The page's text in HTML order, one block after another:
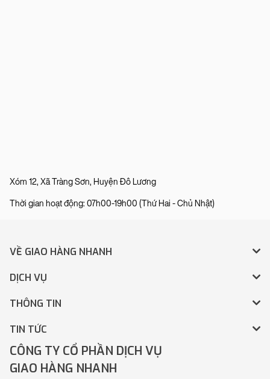
Xóm 12, Xã Tràng Sơn, Huyện Đô Lương
Thời gian hoạt động: 07h00-19h00 (Thứ Hai - Chủ Nhật)
VỀ GIAO HÀNG NHANH
DỊCH VỤ
THÔNG TIN
TIN TỨC
CÔNG TY CỔ PHẦN DỊCH VỤ
GIAO HÀNG NHANH